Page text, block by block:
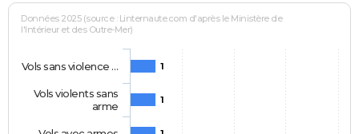
Données 2025 (source : Linternaute.com d'après le Ministère de
l'Intérieur et des Outre-Mer)
1
1
Vols sans violence …
Vols violents sans
arme